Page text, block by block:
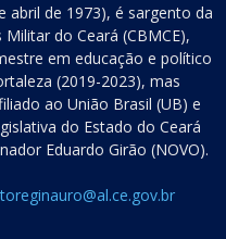
abril de 1973), é sargento da
do Ceará (CBMCE),
em educação e político
(2019-2023), mas
ao União Brasil (UB) e
do Estado do Ceará
Eduardo Girão (NOVO).